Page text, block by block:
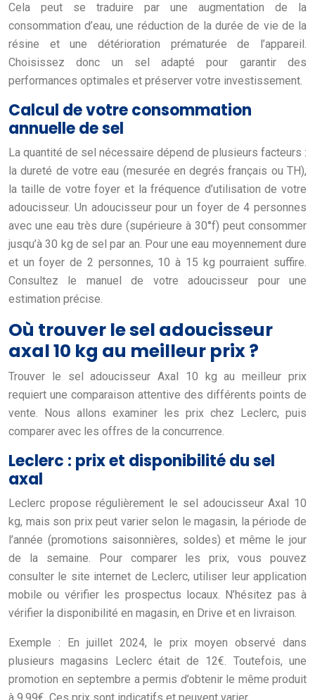
Cela peut se traduire par une augmentation de la
consommation d’eau, une réduction de la durée de vie de la
résine et une détérioration prématurée de l’appareil.
Choisissez donc un sel adapté pour garantir des
performances optimales et préserver votre investissement.
Calcul de votre consommation
annuelle de sel
La quantité de sel nécessaire dépend de plusieurs facteurs :
la dureté de votre eau (mesurée en degrés français ou TH),
la taille de votre foyer et la fréquence d’utilisation de votre
adoucisseur. Un adoucisseur pour un foyer de 4 personnes
avec une eau très dure (supérieure à 30°f) peut consommer
jusqu’à 30 kg de sel par an. Pour une eau moyennement dure
et un foyer de 2 personnes, 10 à 15 kg pourraient suffire.
Consultez le manuel de votre adoucisseur pour une
estimation précise.
Où trouver le sel adoucisseur
axal 10 kg au meilleur prix ?
Trouver le sel adoucisseur Axal 10 kg au meilleur prix
requiert une comparaison attentive des différents points de
vente. Nous allons examiner les prix chez Leclerc, puis
comparer avec les offres de la concurrence.
Leclerc : prix et disponibilité du sel
axal
Leclerc propose régulièrement le sel adoucisseur Axal 10
kg, mais son prix peut varier selon le magasin, la période de
l’année (promotions saisonnières, soldes) et même le jour
de la semaine. Pour comparer les prix, vous pouvez
consulter le site internet de Leclerc, utiliser leur application
mobile ou vérifier les prospectus locaux. N’hésitez pas à
vérifier la disponibilité en magasin, en Drive et en livraison.
Exemple : En juillet 2024, le prix moyen observé dans
plusieurs magasins Leclerc était de 12€. Toutefois, une
promotion en septembre a permis d’obtenir le même produit